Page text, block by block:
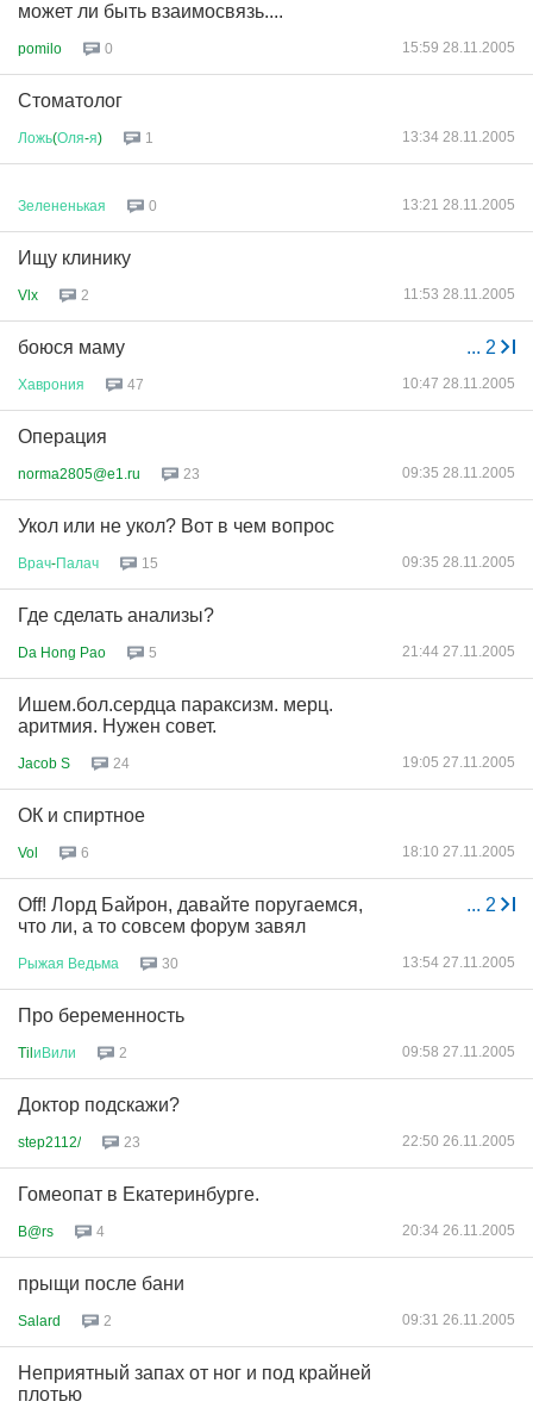
может ли быть взаимосвязь....
pomilo 0 15:59 28.11.2005
Стоматолог
Ложь(Оля-я) 1 13:34 28.11.2005
Зелененькая 0 13:21 28.11.2005
Ищу клинику
Vlx 2 11:53 28.11.2005
... 2
боюся маму
Хаврония 47 10:47 28.11.2005
Операция
norma2805@e1.ru 23 09:35 28.11.2005
Укол или не укол? Вот в чем вопрос
Врач-Палач 15 09:35 28.11.2005
Где сделать анализы?
Da Hong Pao 5 21:44 27.11.2005
Ишем.бол.сердца параксизм. мерц.
аритмия. Нужен совет.
Jacob S 24 19:05 27.11.2005
ОК и спиртное
Vol 6 18:10 27.11.2005
... 2
Off! Лорд Байрон, давайте поругаемся,
что ли, а то совсем форум завял
Рыжая Ведьма 30 13:54 27.11.2005
Про беременность
TilиВили 2 09:58 27.11.2005
Доктор подскажи?
step2112/ 23 22:50 26.11.2005
Гомеопат в Екатеринбурге.
B@rs 4 20:34 26.11.2005
прыщи после бани
Salard 2 09:31 26.11.2005
Неприятный запах от ног и под крайней
плотью